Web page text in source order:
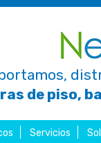
de piso,
Servicios